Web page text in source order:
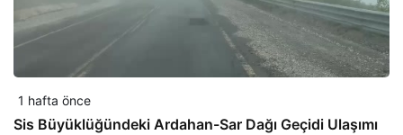
1 hafta önce
Sis Büyüklüğündeki Ardahan-Sar Dağı Geçidi Ulaşımı